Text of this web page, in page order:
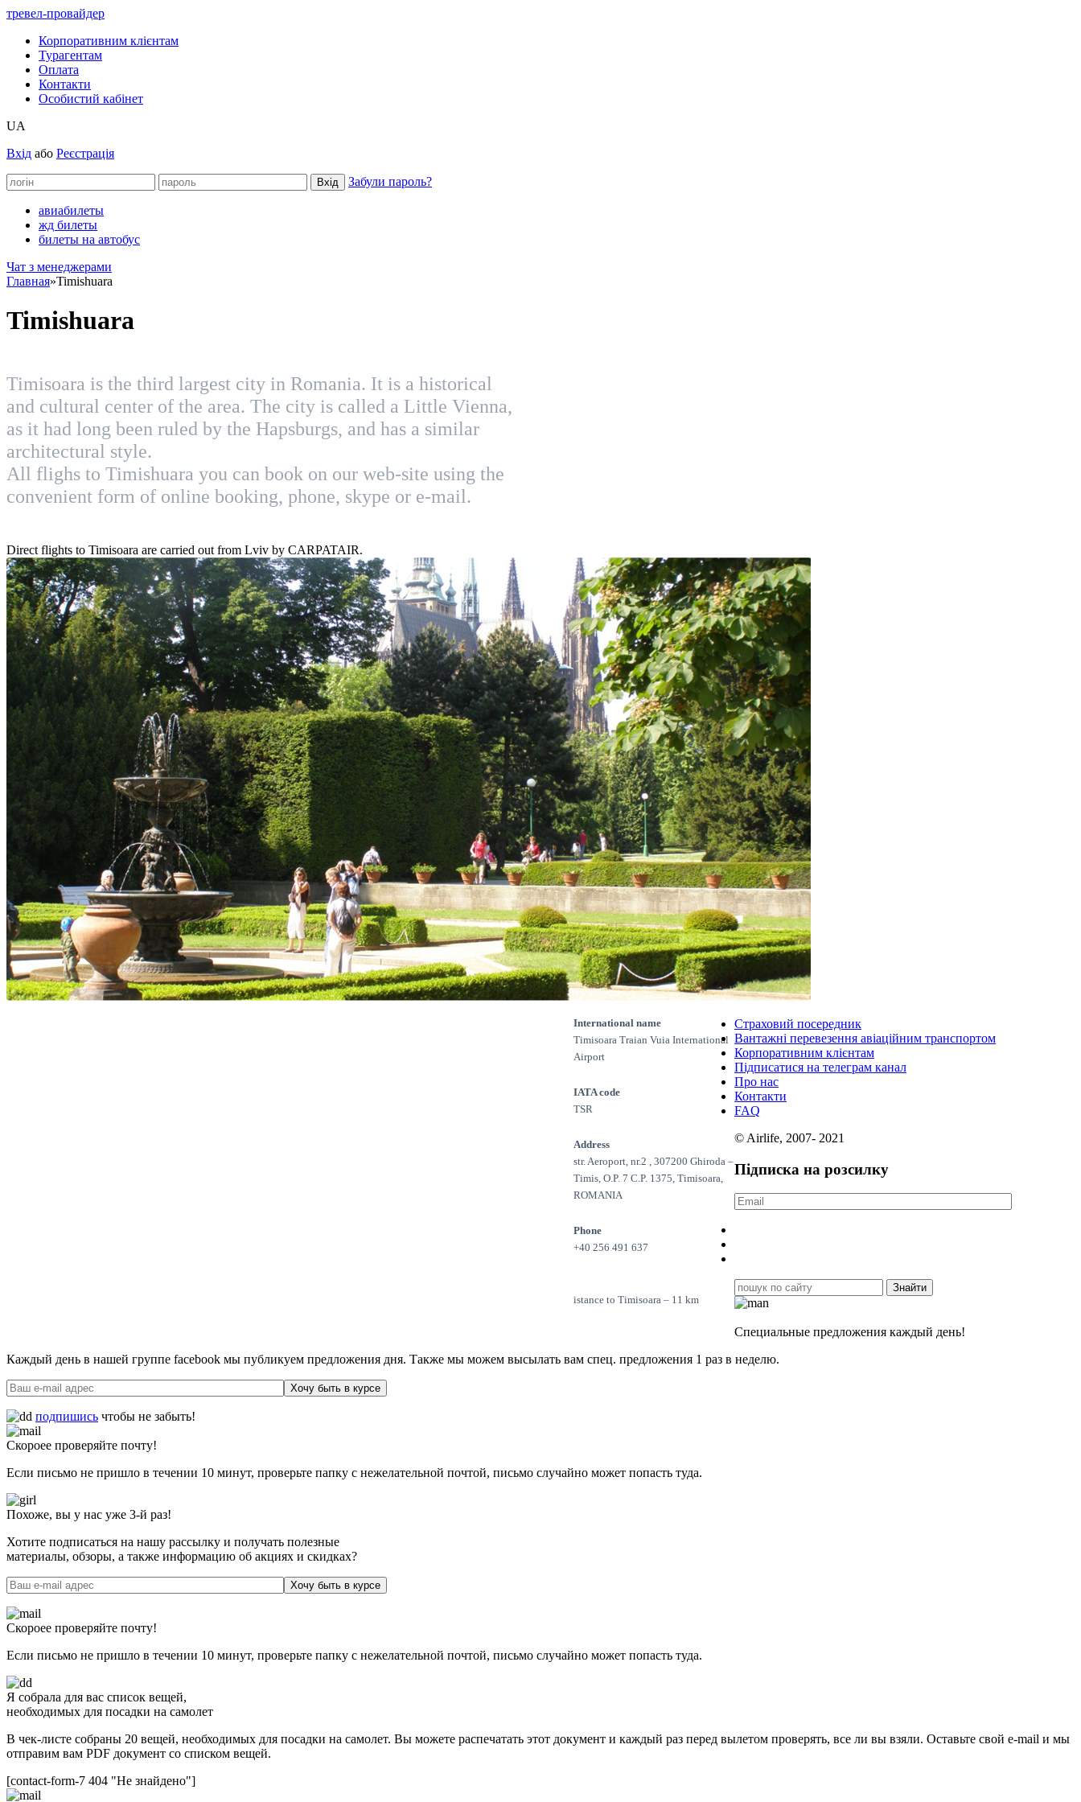
тревел-провайдер
Корпоративним клієнтам
Турагентам
Оплата
Контакти
Особистий кабінет
UA
Вхід або Реєстрація
Забули пароль?
авиабилеты
жд билеты
билеты на автобус
Чат з менеджерами
Главная»Timishuara
Timishuara
Timisoara is the third largest city in Romania. It is a historical
and cultural center of the area. The city is called a Little Vienna,
as it had long been ruled by the Hapsburgs, and has a similar
architectural style.
All flighs to Timishuara you can book on our web-site using the
convenient form of online booking, phone, skype or e-mail.
Direct flights to Timisoara are carried out from Lviv by CARPATAIR.
International name
Timisoara Traian Vuia International
Airport
IATA code
TSR
Address
str. Aeroport, nr.2 , 307200 Ghiroda –
Timis, O.P. 7 C.P. 1375, Timisoara,
ROMANIA
Phone
+40 256 491 637
istance to Timisoara – 11 km
Страховий посередник
Вантажні перевезення авіаційним транспортом
Корпоративним клієнтам
Підписатися на телеграм канал
Про нас
Контакти
FAQ
© Airlife, 2007- 2021
Підписка на розсилку
Специальные предложения каждый день!
Каждый день в нашей группе facebook мы публикуем предложения дня. Также мы можем высылать вам спец. предложения 1 раз в неделю.
Хочу быть в курсе
подпишись чтобы не забыть!
Скороее проверяйте почту!
Если письмо не пришло в течении 10 минут, проверьте папку с нежелательной почтой, письмо случайно может попасть туда.
Похоже, вы у нас уже 3-й раз!
Хотите подписаться на нашу рассылку и получать полезные
материалы, обзоры, а также информацию об акциях и скидках?
Хочу быть в курсе
Скороее проверяйте почту!
Если письмо не пришло в течении 10 минут, проверьте папку с нежелательной почтой, письмо случайно может попасть туда.
Я собрала для вас список вещей,
необходимых для посадки на самолет
В чек-листе собраны 20 вещей, необходимых для посадки на самолет. Вы можете распечатать этот документ и каждый раз перед вылетом проверять, все ли вы взяли. Оставьте свой e-mail и мы
отправим вам PDF документ со списком вещей.
[contact-form-7 404 "Не знайдено"]